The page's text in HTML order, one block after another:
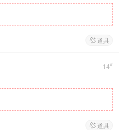
 道具
14#
 道具